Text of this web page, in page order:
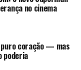
no cinema
puro coração — mas
poderia